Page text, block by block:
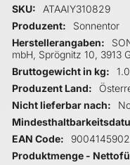
Mehr Informationen
SKU
ATAAIY310829
Produzent
Sonnentor
Herstellerangaben
mbH, Sprögnitz 10, 3913
Bruttogewicht in kg
Produzent Land
Nicht lieferbar nach
EAN Code
Produktmenge -